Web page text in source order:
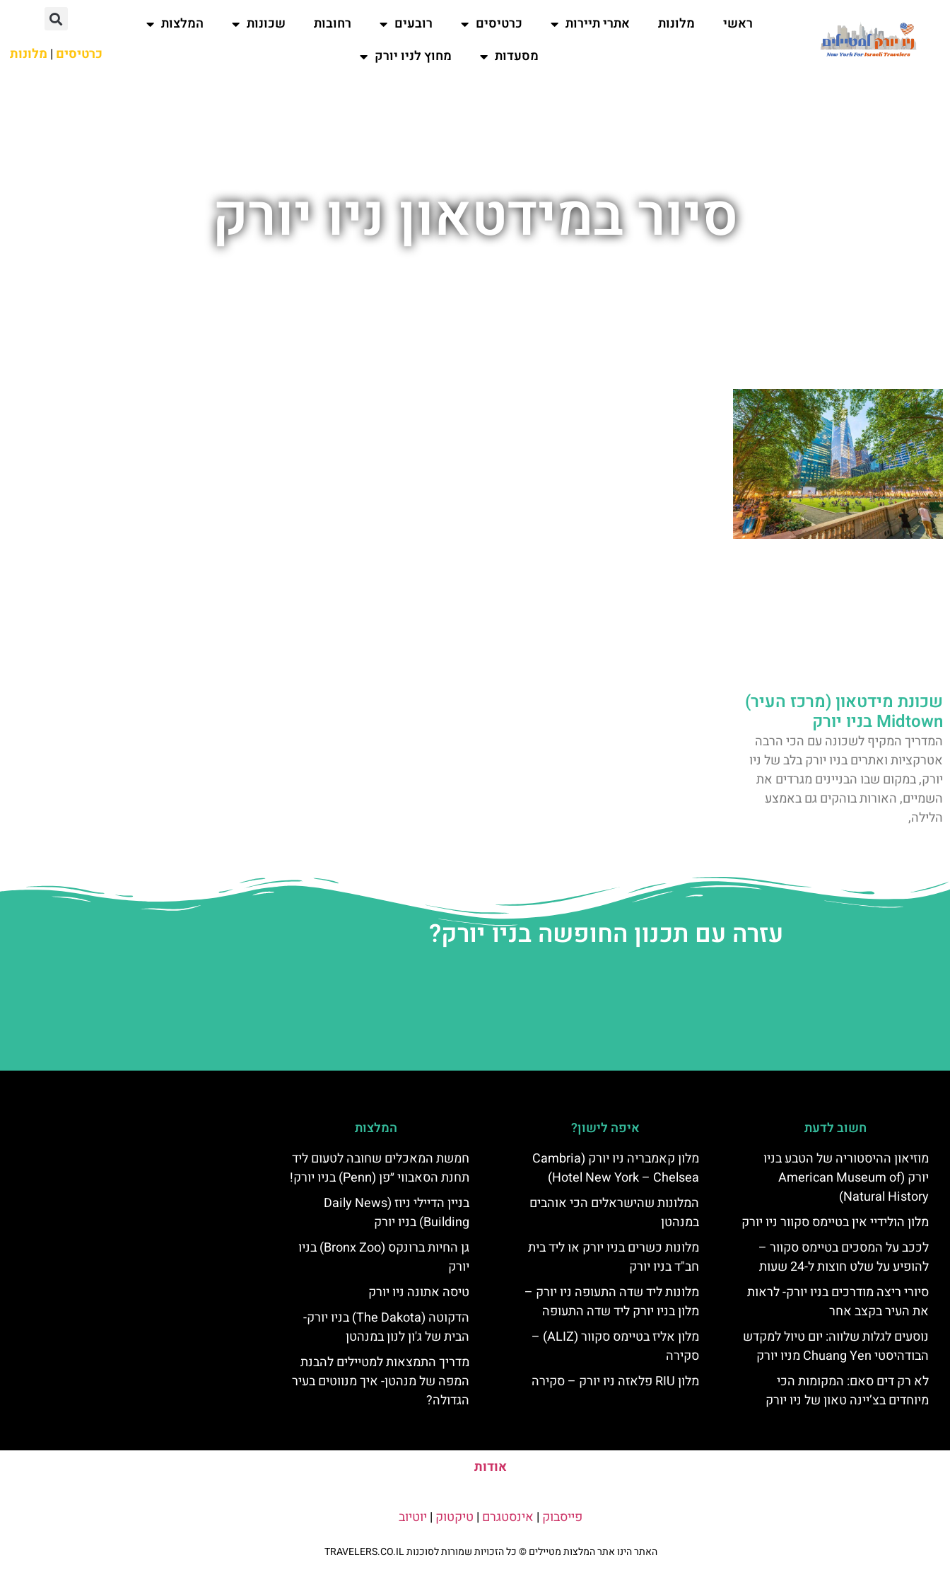
ראשי מלונות אתרי תיירות כרטיסים רובעים רחובות שכונות
המלצות
מסעדות
מחוץ לניו יורק כרטיסים | מלונות
סיור במידטאון ניו יורק
שכונת מידטאון (מרכז העיר)
Midtown בניו יורק
המדריך המקיף לשכונה עם הכי הרבה
אטרקציות ואתרים בניו יורק בלב של ניו
יורק, במקום שבו הבניינים מגרדים את
השמיים, האורות בוהקים גם באמצע
הלילה,
עזרה עם תכנון החופשה בניו יורק?
חשוב לדעת
מוזיאון ההיסטוריה של הטבע בניו
יורק (American Museum of
Natural History)
מלון הולידיי אין בטיימס סקוור ניו יורק
לככב על המסכים בטיימס סקוור –
להופיע על שלט חוצות ל-24 שעות
סיורי ריצה מודרכים בניו יורק- לראות
את העיר בקצב אחר
נוסעים לגלות שלווה: יום טיול למקדש
הבודהיסטי Chuang Yen מניו יורק
לא רק דים סאם: המקומות הכי
מיוחדים בצ’יינה טאון של ניו יורק
איפה לישון?
מלון קאמבריה ניו יורק (Cambria
Hotel New York – Chelsea)
המלונות שהישראלים הכי אוהבים
במנהטן
מלונות כשרים בניו יורק או ליד בית
חב"ד בניו יורק
מלונות ליד שדה התעופה ניו יורק –
מלון בניו יורק ליד שדה התעופה
מלון אליז בטיימס סקוור (ALIZ) –
סקירה
מלון RIU פלאזה ניו יורק – סקירה
המלצות
חמשת המאכלים שחובה לטעום ליד
תחנת הסאבווי ״פן (Penn) בניו יורק!
בניין הדיילי ניוז (Daily News
Building) בניו יורק
גן החיות ברונקס (Bronx Zoo) בניו
יורק
טיסה אתונה ניו יורק
הדקוטה (The Dakota) בניו יורק-
הבית של ג'ון לנון במנהטן
מדריך התמצאות למטיילים להבנת
המפה של מנהטן- איך מנווטים בעיר
הגדולה?
אודות
פייסבוק | אינסטגרם | טיקטוק | יוטיוב
האתר הינו אתר המלצות מטיילים © כל הזכויות שמורות לסוכנות TRAVELERS.CO.IL